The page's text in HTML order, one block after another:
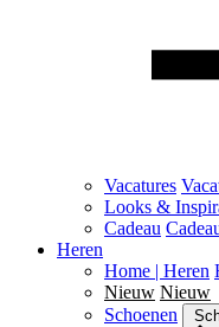
Vacatures
Looks &
Cadeau
Heren
Home | Heren
Nieuw Nieuw
Schoenen